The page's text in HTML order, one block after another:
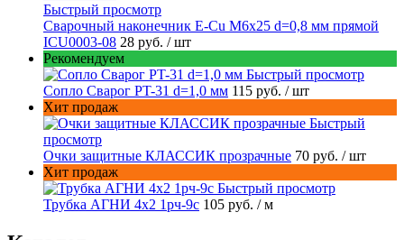
Быстрый просмотр
Сварочный наконечник E-Cu M6x25 d=0,8 мм прямой
ICU0003-08 28 руб. / шт
Рекомендуем
Быстрый просмотр
Сопло Сварог PT-31 d=1,0 мм 115 руб. / шт
Хит продаж
Быстрый
просмотр
Очки защитные КЛАССИК прозрачные 70 руб. / шт
Хит продаж
Быстрый просмотр
Трубка АГНИ 4х2 1рч-9с 105 руб. / м